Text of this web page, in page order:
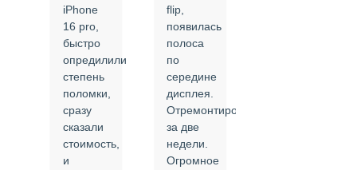
iPhone
16 pro,
быстро
опредилили
степень
поломки,
сразу
сказали
стоимость,
и
flip,
появилась
полоса
по
середине
дисплея.
Отремонтировали
за две
недели.
Огромное